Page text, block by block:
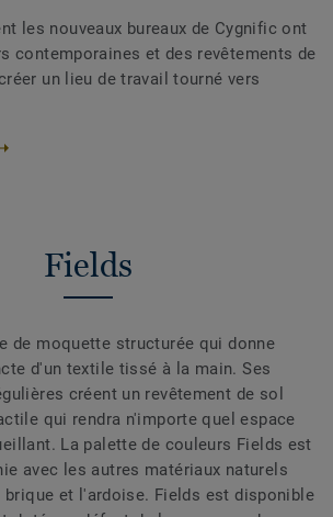
les nouveaux bureaux de Cygnific ont
contemporaines et des revêtements de
un lieu de travail tourné vers
Fields
de moquette structurée qui donne
d'un textile tissé à la main. Ses
créent un revêtement de sol
qui rendra n'importe quel espace
La palette de couleurs Fields est
avec les autres matériaux naturels
et l'ardoise. Fields est disponible